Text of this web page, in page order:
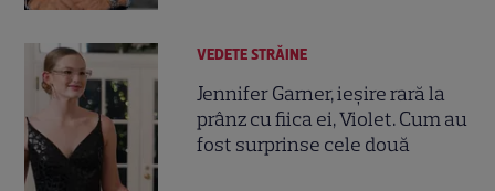
VEDETE STRĂINE
Jennifer Garner, ieșire rară la
prânz cu fiica ei, Violet. Cum au
fost surprinse cele două